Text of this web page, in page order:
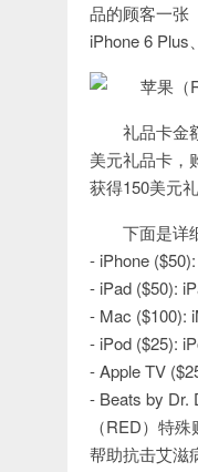
品的顾客一张
iPhone 6 Plus
礼品卡金
美元礼品卡，
获得150美元
下面是详
- iPhone
- iPad ($50):
- Mac ($100):
- iPod ($25):
- Apple TV
- Beats by Dr.
（RED）特
帮助抗击艾滋